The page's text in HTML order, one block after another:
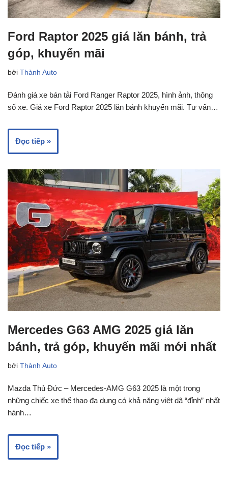
Ford Raptor 2025 giá lăn bánh, trả
góp, khuyến mãi
bởi Thành Auto
Đánh giá xe bán tải Ford Ranger Raptor 2025, hình ảnh, thông
số xe. Giá xe Ford Raptor 2025 lăn bánh khuyến mãi. Tư vấn…
Đọc tiếp »
Mercedes G63 AMG 2025 giá lăn
bánh, trả góp, khuyến mãi mới nhất
bởi Thành Auto
Mazda Thủ Đức – Mercedes-AMG G63 2025 là một trong
những chiếc xe thể thao đa dụng có khả năng việt dã “đỉnh” nhất
hành…
Đọc tiếp »